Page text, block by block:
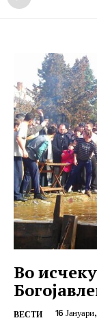
Во
ВЕСТИ 16